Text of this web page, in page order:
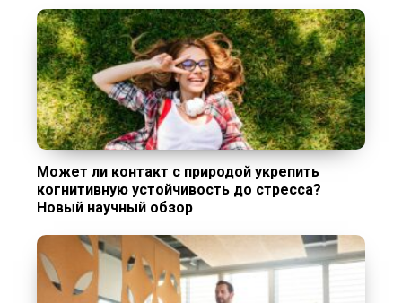
Может ли контакт с природой укрепить
когнитивную устойчивость до стресса?
Новый научный обзор